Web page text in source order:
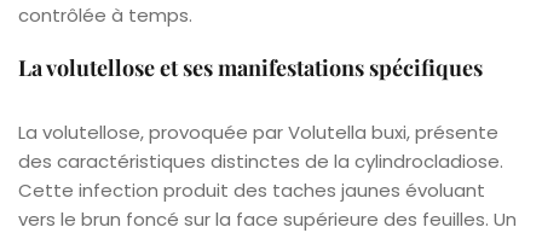
contrôlée à temps.
La volutellose et ses manifestations spécifiques
La volutellose, provoquée par Volutella buxi, présente
des caractéristiques distinctes de la cylindrocladiose.
Cette infection produit des taches jaunes évoluant
vers le brun foncé sur la face supérieure des feuilles. Un